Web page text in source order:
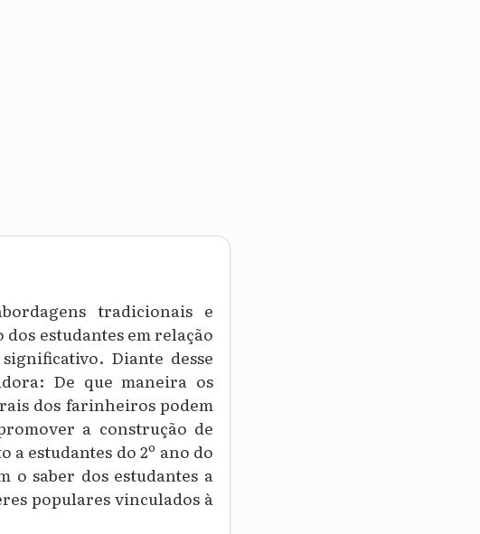
tradicionais e
estudantes em relação
Diante desse
De que maneira os
dos farinheiros podem
a construção de
estudantes do 2º ano do
o saber dos estudantes a
populares vinculados à